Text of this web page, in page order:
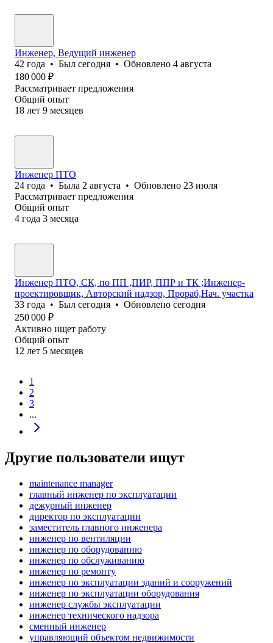
Инженер, Ведущий инженер
42 года • Был сегодня • Обновлено 4 августа
180 000 ₽
Рассматривает предложения
Общий опыт
18 лет 9 месяцев
Инженер ПТО
24 года • Была 2 августа • Обновлено 23 июля
Рассматривает предложения
Общий опыт
4 года 3 месяца
Инженер ПТО, СК, по ПП ,ПИР, ППР и ТК ;Инженер-
проектировщик, Авторский надзор, Прораб,Нач. участка
33 года • Был сегодня • Обновлено сегодня
250 000 ₽
Активно ищет работу
Общий опыт
12 лет 5 месяцев
1
2
3
...
Другие пользователи ищут
maintenance manager
главный инженер по эксплуатации
дежурный инженер
директор по эксплуатации
заместитель главного инженера
инженер по вентиляции
инженер по оборудованию
инженер по обслуживанию
инженер по ремонту
инженер по эксплуатации зданий и сооружений
инженер по эксплуатации оборудования
инженер службы эксплуатации
инженер технического надзора
сменный инженер
управляющий объектом недвижимости